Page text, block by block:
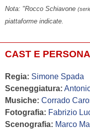
Nota: "Rocco Schiavone
piattaforme indicate.
CAST E
Regia: Simone Spada
Sceneggiatura:
Musiche: Corrado
Fotografia: Fabrizio
Scenografia: Marco